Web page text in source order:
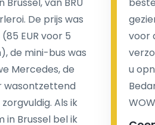
kosten in rekening voor de
of extra kosten voor
heeft.
meer informatie over uw
bevat alle
De prijs was
EUR voor 5
de mini-bus was
Mercedes, de
wasontzettend
Als ik
in Brussel bel ik
voor
u